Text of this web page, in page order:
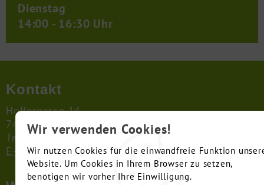
Wir verwenden Cookies!
Wir nutzen Cookies für die einwandfreie Funktion
Website. Um Cookies in Ihrem Browser zu setzen,
benötigen wir vorher Ihre Einwilligung.
Dienstag
14:00 - 16:30 Uhr
Kontakt
Hollergasse 14
74722 Buchen (Odenwald)
Telefon: 06281 5656637
E-Mail schreiben